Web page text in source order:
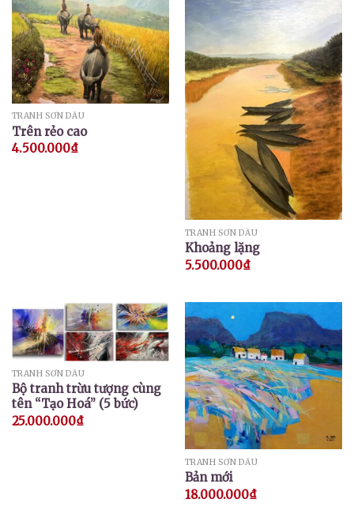
TRANH SƠN DẦU
Trên rẻo cao
4.500.000₫
TRANH SƠN DẦU
Khoảng lặng
5.500.000₫
TRANH SƠN DẦU
Bộ tranh trừu tượng cùng
tên “Tạo Hoá” (5 bức)
25.000.000₫
TRANH SƠN DẦU
Bản mới
18.000.000₫